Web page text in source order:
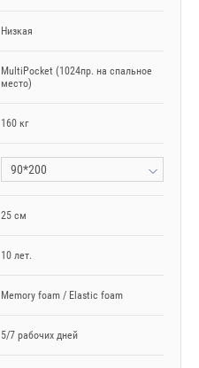
Низкая
MultiPocket (1024пр. на спальное
место)
160 кг
90*200
25 см
10 лет.
Memory foam / Elastic foam
5/7 рабочих дней